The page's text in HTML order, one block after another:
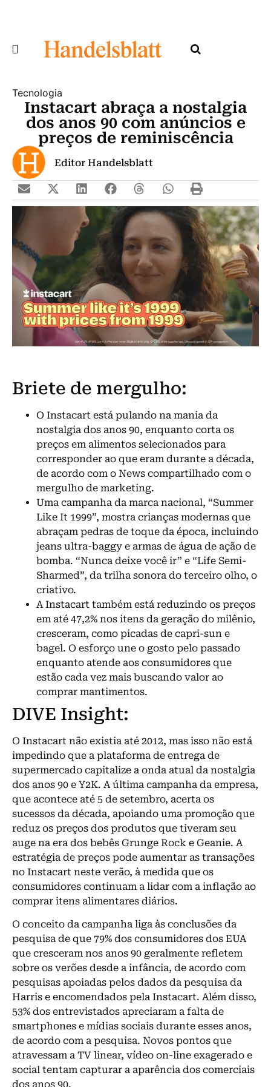
Tecnologia
Instacart abraça a nostalgia
dos anos 90 com anúncios e
preços de reminiscência
Editor Handelsblatt
Briete de mergulho:
O Instacart está pulando na mania da
nostalgia dos anos 90, enquanto corta os
preços em alimentos selecionados para
corresponder ao que eram durante a década,
de acordo com o News compartilhado com o
mergulho de marketing.
Uma campanha da marca nacional, “Summer
Like It 1999”, mostra crianças modernas que
abraçam pedras de toque da época, incluindo
jeans ultra-baggy e armas de água de ação de
bomba. “Nunca deixe você ir” e “Life Semi-
Sharmed”, da trilha sonora do terceiro olho, o
criativo.
A Instacart também está reduzindo os preços
em até 47,2% nos itens da geração do milênio,
cresceram, como picadas de capri-sun e
bagel. O esforço une o gosto pelo passado
enquanto atende aos consumidores que
estão cada vez mais buscando valor ao
comprar mantimentos.
DIVE Insight:
O Instacart não existia até 2012, mas isso não está
impedindo que a plataforma de entrega de
supermercado capitalize a onda atual da nostalgia
dos anos 90 e Y2K. A última campanha da empresa,
que acontece até 5 de setembro, acerta os
sucessos da década, apoiando uma promoção que
reduz os preços dos produtos que tiveram seu
auge na era dos bebês Grunge Rock e Geanie. A
estratégia de preços pode aumentar as transações
no Instacart neste verão, à medida que os
consumidores continuam a lidar com a inflação ao
comprar itens alimentares diários.
O conceito da campanha liga às conclusões da
pesquisa de que 79% dos consumidores dos EUA
que cresceram nos anos 90 geralmente refletem
sobre os verões desde a infância, de acordo com
pesquisas apoiadas pelos dados da pesquisa da
Harris e encomendados pela Instacart. Além disso,
53% dos entrevistados apreciaram a falta de
smartphones e mídias sociais durante esses anos,
de acordo com a pesquisa. Novos pontos que
atravessam a TV linear, vídeo on-line exagerado e
social tentam capturar a aparência dos comerciais
dos anos 90.